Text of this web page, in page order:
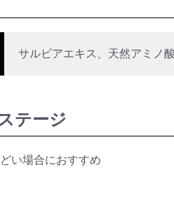
サルビアエキス、天然アミノ
テージ
い場合におすすめ